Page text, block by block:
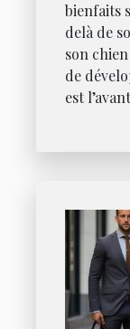
bienfaits
delà de
son
de
est